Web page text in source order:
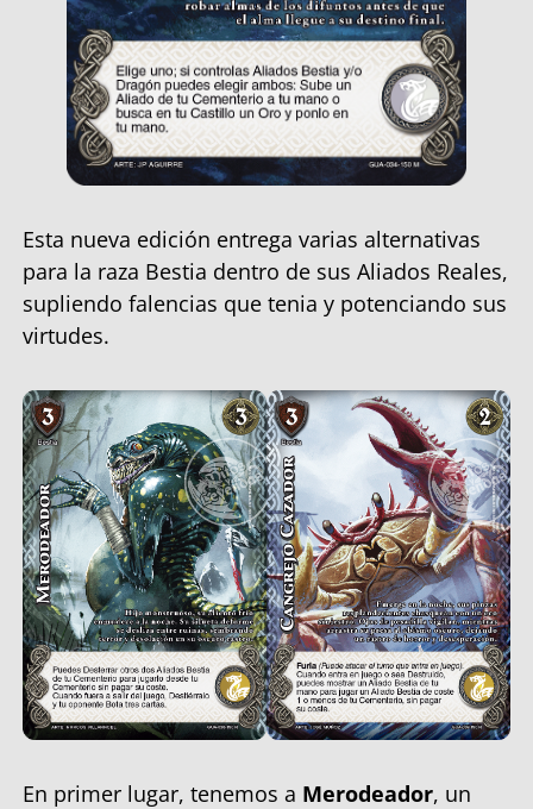
Esta nueva edición entrega varias alternativas
para la raza Bestia dentro de sus Aliados Reales,
supliendo falencias que tenia y potenciando sus
virtudes.
En primer lugar, tenemos a Merodeador, un